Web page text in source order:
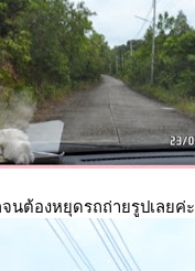
นต้องหยุดรถถ่ายรูปเลยค่ะ